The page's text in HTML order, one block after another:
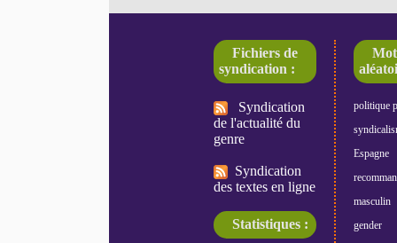
Fichiers de
syndication :
Syndication
de l'actualité du
genre
Syndication
des textes en ligne
Statistiques :
politique
Espagne
masculin
gender